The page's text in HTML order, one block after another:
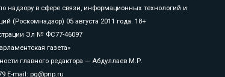
надзору в сфере связи, информационных технологий и
(Роскомнадзор) 05 августа 2011 года. 18+
Эл № ФС77-46097
газета»
главного редактора — Абдуллаев М.Р.
E-mail: pg@pnp.ru